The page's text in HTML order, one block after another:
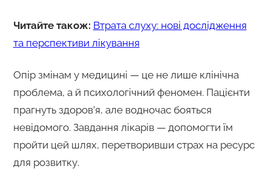
Читайте також: Втрата слуху: нові дослідження
та перспективи лікування
Опір змінам у медицині — це не лише клінічна
проблема, а й психологічний феномен. Пацієнти
прагнуть здоров’я, але водночас бояться
невідомого. Завдання лікарів — допомогти їм
пройти цей шлях, перетворивши страх на ресурс
для розвитку.